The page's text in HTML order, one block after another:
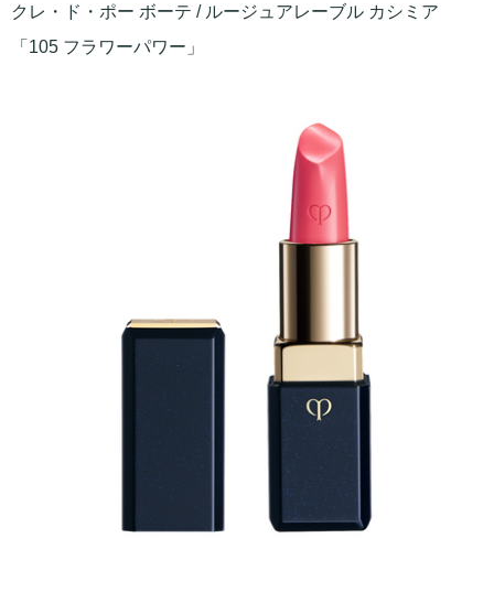
クレ・ド・ポー ボーテ / ルージュアレーブル カシミア
「105 フラワーパワー」